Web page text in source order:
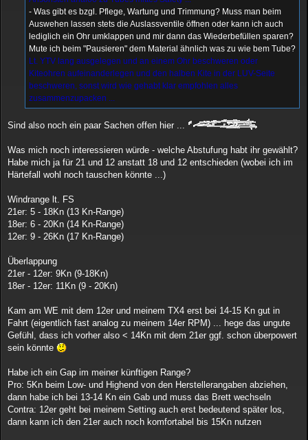
- Was gibt es bzgl. Pflege, Wartung und Trimmung? Muss man beim
Auswehen lassen stets die Auslassventile öffnen oder kann ich auch
lediglich ein Ohr umklappen und mir dann das Wiederbefüllen sparen?
Mute ich beim "Pausieren" dem Material ähnlich was zu wie bem Tube?
Lt. YTV lang ausgelegen und an einem Ohr beschweren oder
Kiteohren aufeinanderlegen und den halben Kite in der LUV-Seite
beschweren, sonst wird wie gehabt klar empfohlen alles
zusammenzupacken ...
Sind also noch ein paar Sachen offen hier ...
Was mich noch interessieren würde - welche Abstufung habt ihr gewählt?
Habe mich ja für 21 und 12 anstatt 18 und 12 entschieden (wobei ich im
Härtefall wohl noch tauschen könnte ...)
Windrange lt. FS
21er: 5 - 18Kn (13 Kn-Range)
18er: 6 - 20Kn (14 Kn-Range)
12er: 9 - 26Kn (17 Kn-Range)
Überlappung
21er - 12er: 9Kn (9-18Kn)
18er - 12er: 11Kn (9 - 20Kn)
Kam am WE mit dem 12er und meinem TX4 erst bei 14-15 Kn gut in
Fahrt (eigentlich fast analog zu meinem 14er RPM) ... hege das ungute
Gefühl, dass ich vorher also < 14Kn mit dem 21er ggf. schon überpowert
sein könnte
Habe ich ein Gap im meiner künftigen Range?
Pro: 5Kn beim Low- und Highend von den Herstellerangaben abziehen,
dann habe ich bei 13-14 Kn ein Gab und muss das Brett wechseln
Contra: 12er geht bei meinem Setting auch erst bedeutend später los,
dann kann ich den 21er auch noch komfortabel bis 15Kn nutzen